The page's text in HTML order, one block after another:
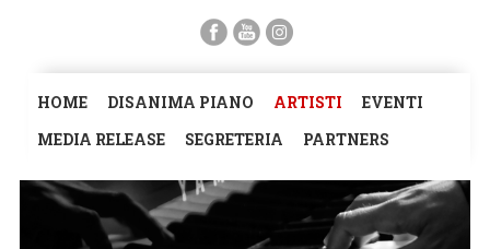
HOME DISANIMA PIANO ARTISTI
EVENTI
MEDIA RELEASE
SEGRETERIA PARTNERS